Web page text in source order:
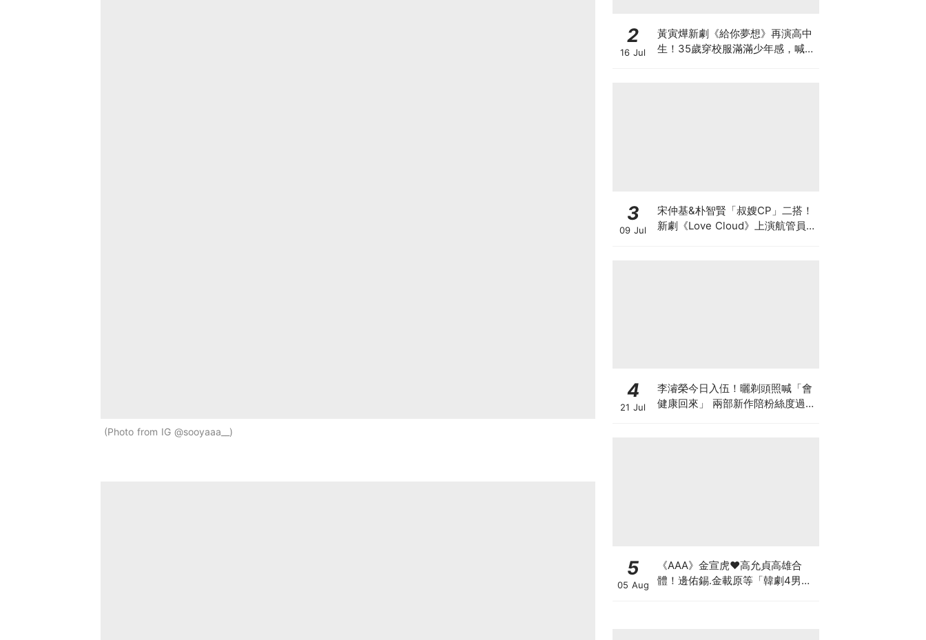
Photo from IG @sooyaaa__
2
16 Jul
黃寅燁新劇《給你夢想》再演高中
生！35歲穿校服滿滿少年感，喊
3
09 Jul
宋仲基&朴智賢「叔嫂CP」二搭！
新劇《Love Cloud》上演航管員x
4
21 Jul
李濬榮今日入伍！曬剃頭照喊「會
健康回來」 兩部新作陪粉絲度過軍
5
05 Aug
《AAA》金宣虎♥高允貞高雄合
體！邊佑錫.金載原等「韓劇4男